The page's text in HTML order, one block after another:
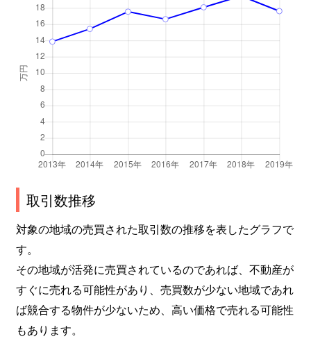
取引数推移
対象の地域の売買された取引数の推移を表したグラフで
す。
その地域が活発に売買されているのであれば、不動産が
すぐに売れる可能性があり、売買数が少ない地域であれ
ば競合する物件が少ないため、高い価格で売れる可能性
もあります。